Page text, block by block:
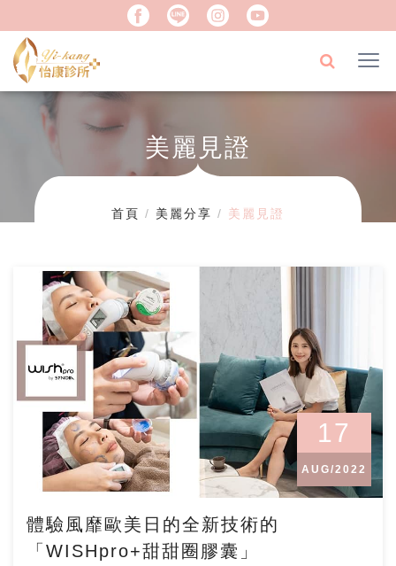
美麗見證
首頁 美麗分享 美麗見證
17
AUG/2022
體驗風靡歐美日的全新技術的
「WISHpro+甜甜圈膠囊」